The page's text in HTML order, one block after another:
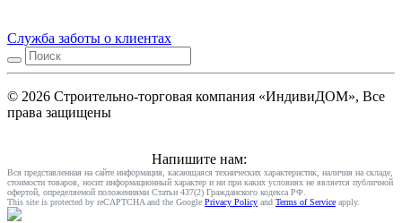
Служба заботы о клиентах
© 2026 Строительно-торговая компания «ИндивиДОМ», Все
права защищены
Напишите нам:
Вся представленная на сайте информация, касающаяся технических характеристик, наличия на складе,
стоимости товаров, носит информационный характер и ни при каких условиях не является публичной
офертой, определяемой положениями Статьи 437(2) Гражданского кодекса РФ.
This site is protected by reCAPTCHA and the Google Privacy Policy and Terms of Service apply.